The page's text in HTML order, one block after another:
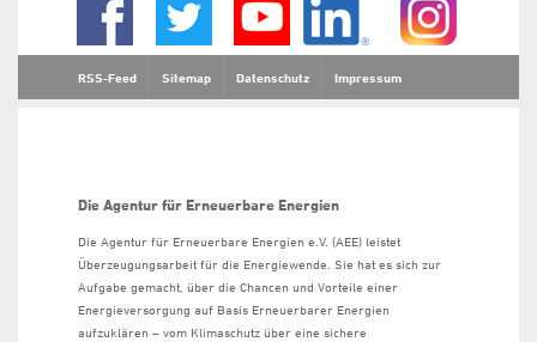
RSS-Feed Sitemap Datenschutz Impressum
Die Agentur für Erneuerbare Energien
Die Agentur für Erneuerbare Energien e.V. (AEE) leistet
Überzeugungsarbeit für die Energiewende. Sie hat es sich zur
Aufgabe gemacht, über die Chancen und Vorteile einer
Energieversorgung auf Basis Erneuerbarer Energien
aufzuklären – vom Klimaschutz über eine sichere